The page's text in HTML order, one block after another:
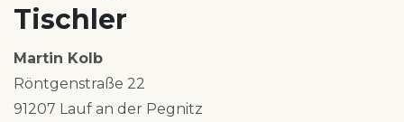
Tischler
Martin Kolb
Röntgenstraße 22
91207 Lauf an der Pegnitz